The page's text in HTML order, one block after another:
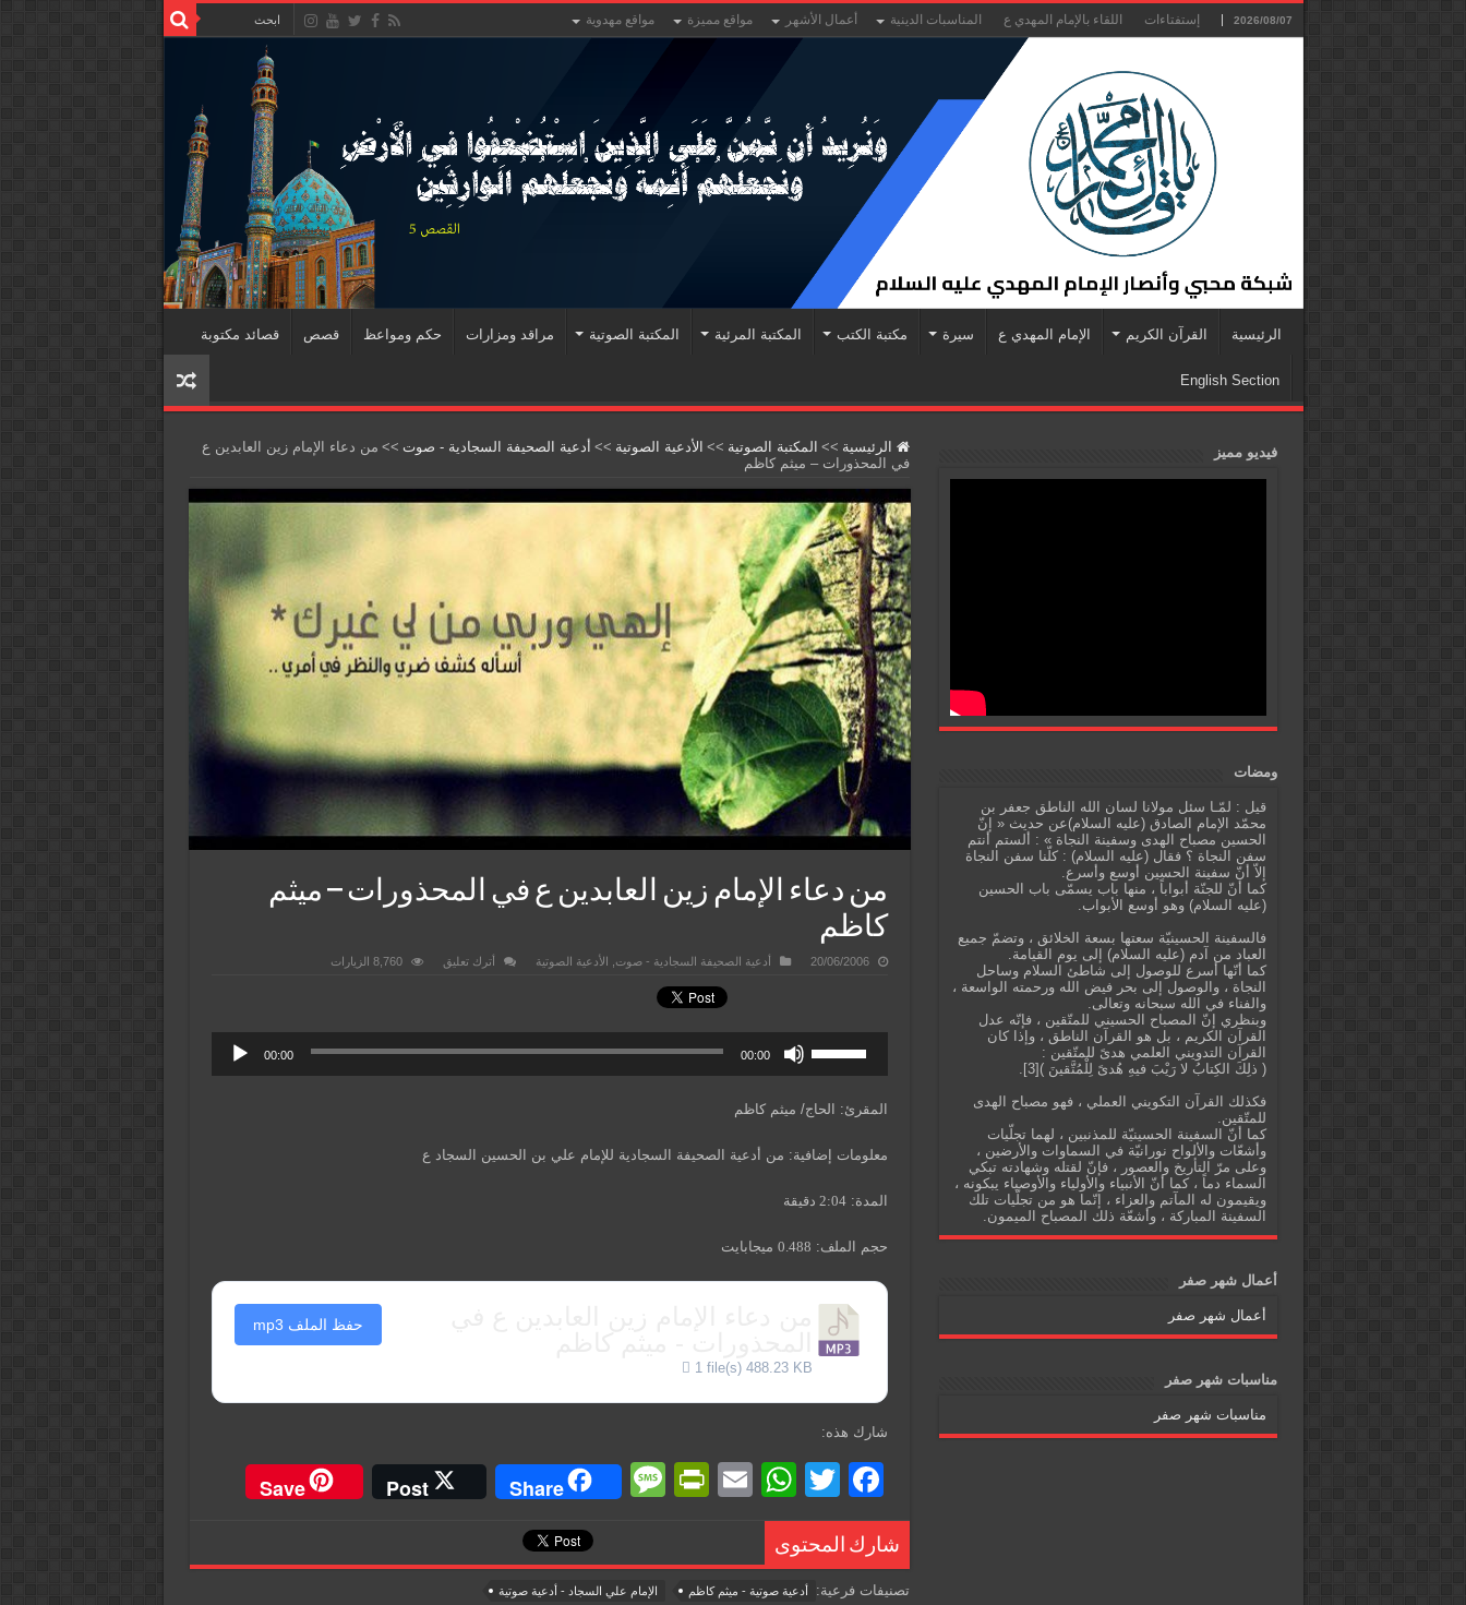
2026/08/07 إستفتاءات اللقاء بالإمام المهدي ع المناسبات الدينية أعمال الأشهر مواقع مميزة مواقع مهدوية
الرئيسية القرآن الكريم الإمام المهدي ع سيرة مكتبة الكتب المكتبة المرئية المكتبة الصوتية مراقد ومزارات حكم ومواعظ قصص قصائد مكتوبة
English Section
الرئيسية >> المكتبة الصوتية >> الأدعية الصوتية >> أدعية الصحيفة السجادية - صوت >> من دعاء الإمام زين العابدين ع
في المحذورات – ميثم كاظم
من دعاء الإمام زين العابدين ع في المحذورات – ميثم
كاظم
20/06/2006 أدعية الصحيفة السجادية - صوت الأدعية الصوتية أترك تعليق 8,760 الزيارات
00:00 00:00
المقرئ: الحاج/ ميثم كاظم
معلومات إضافية: من أدعية الصحيفة السجادية للإمام علي بن الحسين السجاد ع
المدة:2:04 دقيقة
حجم الملف: 0.488 ميجابايت
1 file(s) 488.23 KB
حفظ الملف mp3
شارك هذه:
F
a
c
e
T
wi
tt
er
W
s
E
Pr
ri
M
a
Share
Post
Save
شارك المحتوى
تصنيفات فرعية: أدعية صوتية - ميثم كاظم الإمام علي السجاد - أدعية صوتية
فيديو مميز
ومضات
قيل : لمّـا سئل مولانا لسان الله الناطق جعفر بن
محمّد الإمام الصادق (عليه السلام)عن حديث « إنّ
الحسين مصباح الهدى وسفينة النجاة » : ألستم أنتم
سفن النجاة ؟ فقال (عليه السلام) : كلّنا سفن النجاة
إلاّ أنّ سفينة الحسين أوسع وأسرع.
كما أنّ للجنّة أبواباً ، منها باب يسمّى باب الحسين
(عليه السلام) وهو أوسع الأبواب.
فالسفينة الحسينيّة سعتها بسعة الخلائق ، وتضمّ جميع
العباد من آدم (عليه السلام) إلى يوم القيامة.
كما أنّها أسرع للوصول إلى شاطئ السلام وساحل
النجاة ، والوصول إلى بحر فيض الله ورحمته الواسعة ،
والفناء في الله سبحانه وتعالى.
وبنظري إنّ المصباح الحسيني للمتّقين ، فإنّه عدل
القرآن الكريم ، بل هو القرآن الناطق ، وإذا كان
القرآن التدويني العلمي هدىً للمتّقين :
( ذلِكَ الكِتابُ لا رَيْبَ فيهِ هُدىً لِلْمُتَّقينَ )[3].
فكذلك القرآن التكويني العملي ، فهو مصباح الهدى
للمتّقين.
كما أنّ السفينة الحسينيّة للمذنبين ، لهما تجلّيات
وأشعّات والألواح نورانيّة في السماوات والأرضين ،
وعلى مرّ التأريخ والعصور ، فإنّ لقتله وشهادته تبكي
السماء دماً ، كما أنّ الأنبياء والأولياء والأوصياء يبكونه ،
ويقيمون له المآتم والعزاء ، إنّما هو من تجلّيات تلك
السفينة المباركة ، وأشعّة ذلك المصباح الميمون.
أعمال شهر صفر
أعمال شهر صفر
مناسبات شهر صفر
مناسبات شهر صفر